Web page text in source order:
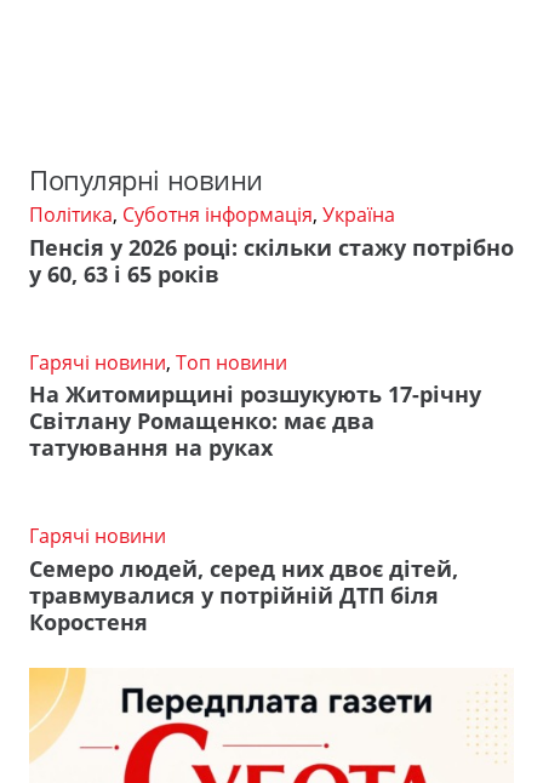
Популярні новини
Політика, Суботня інформація, Україна
Пенсія у 2026 році: скільки стажу потрібно
у 60, 63 і 65 років
Гарячі новини, Топ новини
На Житомирщині розшукують 17-річну
Світлану Ромащенко: має два
татуювання на руках
Гарячі новини
Семеро людей, серед них двоє дітей,
травмувалися у потрійній ДТП біля
Коростеня